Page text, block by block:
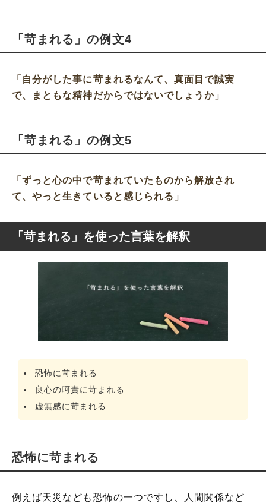
「苛まれる」の例文4
「自分がした事に苛まれるなんて、真面目で誠実
で、まともな精神だからではないでしょうか」
「苛まれる」の例文5
「ずっと心の中で苛まれていたものから解放され
て、やっと生きていると感じられる」
「苛まれる」を使った言葉を解釈
恐怖に苛まれる
良心の呵責に苛まれる
虚無感に苛まれる
恐怖に苛まれる
例えば天災なども恐怖の一つですし、人間関係など